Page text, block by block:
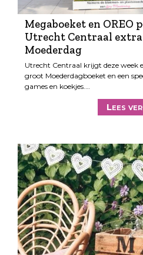
Megaboeket en OREO
Utrecht Centraal
Moederdag
Utrecht Centraal krijgt deze week
groot Moederdagboeket en een
games en koekjes.…
Lees